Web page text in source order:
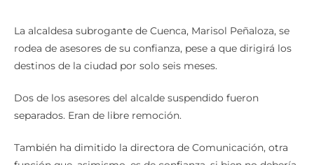
La alcaldesa subrogante de Cuenca, Marisol Peñaloza, se
rodea de asesores de su confianza, pese a que dirigirá los
destinos de la ciudad por solo seis meses.
Dos de los asesores del alcalde suspendido fueron
separados. Eran de libre remoción.
También ha dimitido la directora de Comunicación, otra